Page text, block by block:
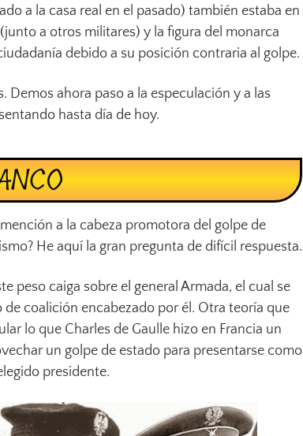
a la casa real en el pasado) también estaba en
a otros militares) y la figura del monarca
debido a su posición contraria al golpe.
Demos ahora paso a la especulación y a las
hasta día de hoy.
a la cabeza promotora del golpe de
He aquí la gran pregunta de difícil respuesta.
peso caiga sobre el general Armada, el cual se
coalición encabezado por él. Otra teoría que
lo que Charles de Gaulle hizo en Francia un
un golpe de estado para presentarse como
presidente.